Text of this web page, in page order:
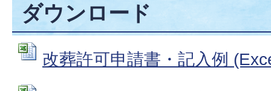
ダウンロード
改葬許可申請書・記入例